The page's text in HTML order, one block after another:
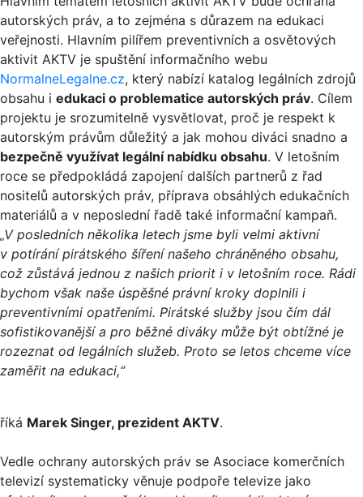
autorských práv, a to zejména s důrazem na edukaci
veřejnosti. Hlavním pilířem preventivních a osvětových
aktivit AKTV je spuštění informačního webu
NormalneLegalne.cz, který nabízí katalog legálních zdrojů
obsahu i edukaci o problematice autorských práv. Cílem
projektu je srozumitelně vysvětlovat, proč je respekt k
autorským právům důležitý a jak mohou diváci snadno a
bezpečně využívat legální nabídku obsahu. V letošním
roce se předpokládá zapojení dalších partnerů z řad
nositelů autorských práv, příprava obsáhlých edukačních
materiálů a v neposlední řadě také informační kampaň.
„V posledních několika letech jsme byli velmi aktivní
v potírání pirátského šíření našeho chráněného obsahu,
což zůstává jednou z našich priorit i v letošním roce. Rádi
bychom však naše úspěšné právní kroky doplnili i
preventivními opatřeními. Pirátské služby jsou čím dál
sofistikovanější a pro běžné diváky může být obtížné je
rozeznat od legálních služeb. Proto se letos chceme více
zaměřit na edukaci,“
říká Marek Singer, prezident AKTV.
Vedle ochrany autorských práv se Asociace komerčních
televizí systematicky věnuje podpoře televize jako